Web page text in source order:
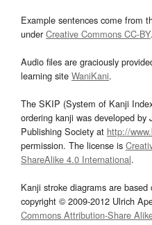
Example sentences come from
underCreative Commons CC-BY
Audio files are graciously
learning site WaniKani.
The SKIP (System of Kanji
ordering kanji was developed by
Publishing Society at http://
permission. The license is
ShareAlike 4.0 International.
Kanji stroke diagrams are based
copyright © 2009-2012 Ulrich
Commons Attribution-Share